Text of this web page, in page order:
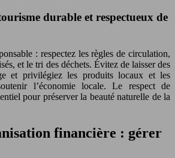
durable et respectueux de
: respectez les règles de circulation,
et le tri des déchets. Évitez de laisser des
et privilégiez les produits locaux et les
l’économie locale. Le respect de
pour préserver la beauté naturelle de la
financière : gérer